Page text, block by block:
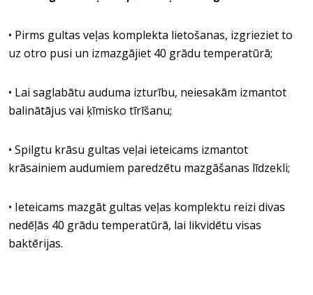
• Pirms gultas veļas komplekta lietošanas, izgrieziet to
uz otro pusi un izmazgājiet 40 grādu temperatūrā;
• Lai saglabātu auduma izturību, neiesakām izmantot
balinātājus vai ķīmisko tīrīšanu;
• Spilgtu krāsu gultas veļai ieteicams izmantot
krāsainiem audumiem paredzētu mazgāšanas līdzekli;
• Ieteicams mazgāt gultas veļas komplektu reizi divas
nedēļās 40 grādu temperatūrā, lai likvidētu visas
baktērijas.